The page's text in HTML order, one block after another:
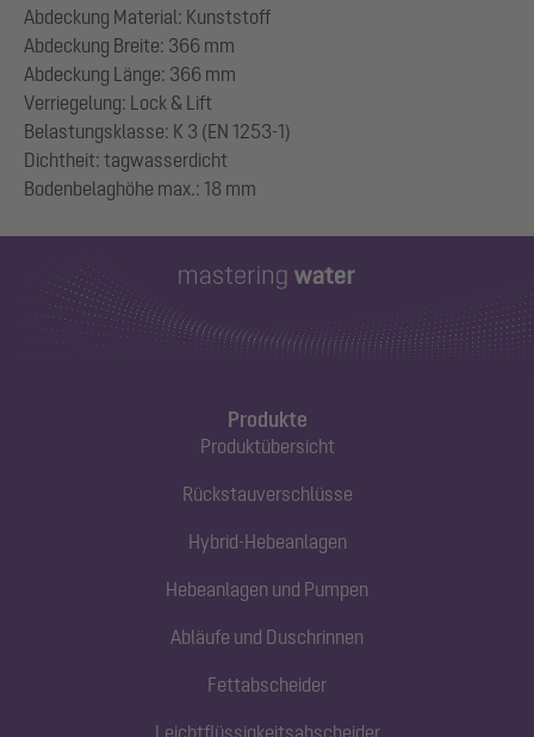
Abdeckung Material: Kunststoff
Abdeckung Breite: 366 mm
Abdeckung Länge: 366 mm
Verriegelung: Lock & Lift
Belastungsklasse: K 3 (EN 1253-1)
Dichtheit: tagwasserdicht
Produkte
Produktübersicht
Rückstauverschlüsse
Hybrid-Hebeanlagen
Hebeanlagen und Pumpen
Abläufe und Duschrinnen
Fettabscheider
Leichtflüssigkeitsabscheider